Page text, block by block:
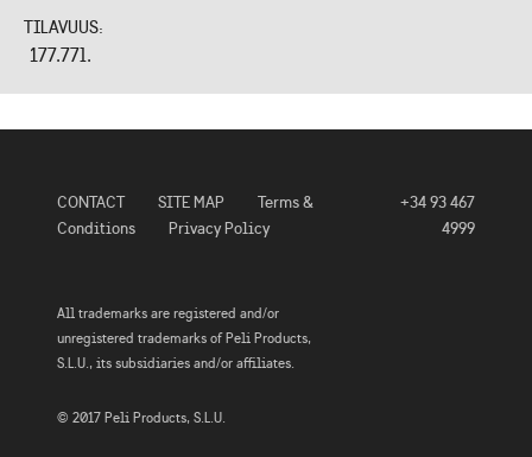
TILAVUUS:
177.77l.
CONTACT SITE MAP
Terms &
Conditions
Privacy Policy
+34 93 467
4999
All trademarks are registered and/or
unregistered trademarks of Peli Products,
S.L.U., its subsidiaries and/or affiliates.
© 2017 Peli Products, S.L.U.